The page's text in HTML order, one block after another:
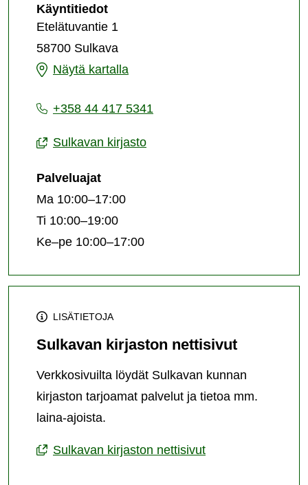
KäyntitiedotSulkavan
kirjasto
Etelätuvantie 1
58700 Sulkava
Näytä kartalla
Sulkavan
+358 44 417 5341
Sulkavan kirjasto
Palveluajat
Ma 10:00–17:00
Ti 10:00–19:00
Ke–pe 10:00–17:00
LISÄTIETOJA
Sulkavan kirjaston nettisivut
Verkkosivuilta löydät Sulkavan kunnan
kirjaston tarjoamat palvelut ja tietoa mm.
laina-ajoista.
Sulkavan kirjaston nettisivut